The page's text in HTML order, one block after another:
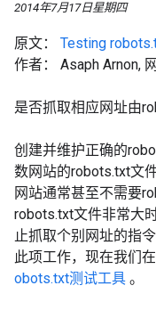
2014年7月17日星期四
原文： Testing
作者： Asaph Arnon,
是否抓取相应网址由
创建并维护正确的
数网站的robots.txt文
网站通常甚至不需要
robots.txt文件非常大
止抓取个别网址的指
此项工作，现在我们
obots.txt测试工具 。